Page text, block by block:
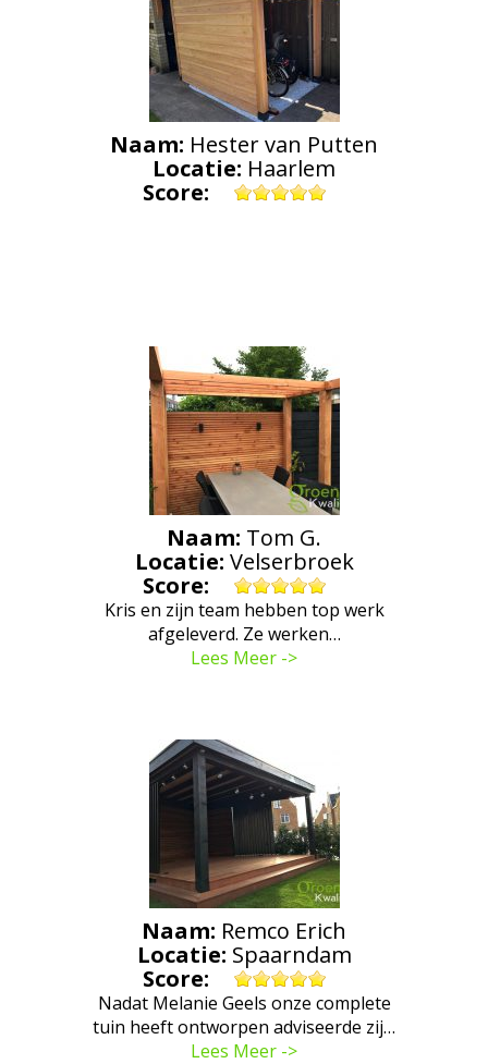
Naam: Hester van Putten
Locatie: Haarlem
Score:
Naam: Tom G.
Locatie: Velserbroek
Score:
Kris en zijn team hebben top werk
afgeleverd. Ze werken…
Lees Meer ->
Naam: Remco Erich
Locatie: Spaarndam
Score:
Nadat Melanie Geels onze complete
tuin heeft ontworpen adviseerde zij…
Lees Meer ->